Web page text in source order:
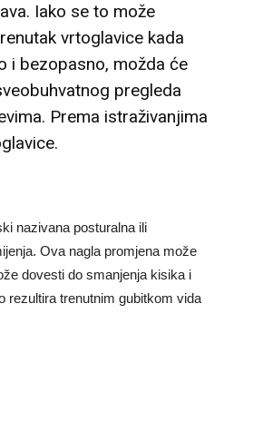
Iako se to može
vrtoglavice kada
i ​​bezopasno, možda će
pregleda
Prema istraživanjima
nazivana posturalna ili
Ova nagla promjena može
dovesti do smanjenja kisika i
rezultira trenutnim gubitkom vida